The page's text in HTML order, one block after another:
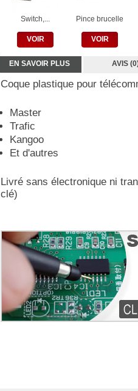
Switch,...
VOIR
Pince brucelle
VOIR
EN SAVOIR PLUS AVIS
Coque plastique pour
Master
Trafic
Kangoo
Et d'autres
Livré sans électronique ni
clé)